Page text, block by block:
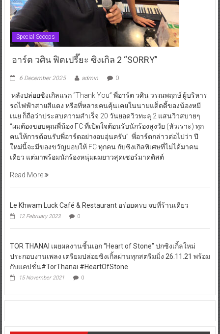
Special Scoops
อาร์ต วศิน ฟิตเปรี๊ยะ ซิงเกิล 2 “SORRY”
6 December 2025 admin 0
หลังปล่อยซิงเกิลแรก “Thank You” พี่อาร์ต วศิน วรณพฤกษ์ ผู้บริหาร
รถไฟฟ้าสายสีแดง หรือที่หลายคนคุ้นเคยในนามแด็ดดี้ของน้องหมี
เนย ก็ถือว่าประสบความสำเร็จ 20 วันยอดวิวทะลุ 2 แสนวิวสบายๆ
“ผมต้องขอบคุณพี่น้อง FC ที่เปิดใจต้อนรับนักร้องสูงวัย (หัวเราะ) ทุก
คนให้การต้อนรับพี่อาร์ตอย่างอบอุ่นครับ” พี่อาร์ตกล่าวต่อไปว่า ปี
ใหม่นี้จะมีของขวัญมอบให้ FC ทุกคน กับซิงเกิลพิเศษที่ไม่ได้มาคน
เดียว แต่มาพร้อมนักร้องหนุ่มผมยาวสุดเซอร์มาดติสต์
Read More
Le Khwam Luck Café & Restaurant อร่อยครบ จบที่ร้านเดียว
12 February 2023 0
TOR THANAI เผยผลงานชิ้นเอก “Heart of Stone” ปกซิงเกิ้ลใหม่
ประกอบงานเพลง เตรียมปล่อยซิงเกิ้ลผ่านทุกสตรีมมิ่ง 26.11.21 พร้อม
กับแคปชั่น#TorThanai #HeartOfStone
15 November 2021 0